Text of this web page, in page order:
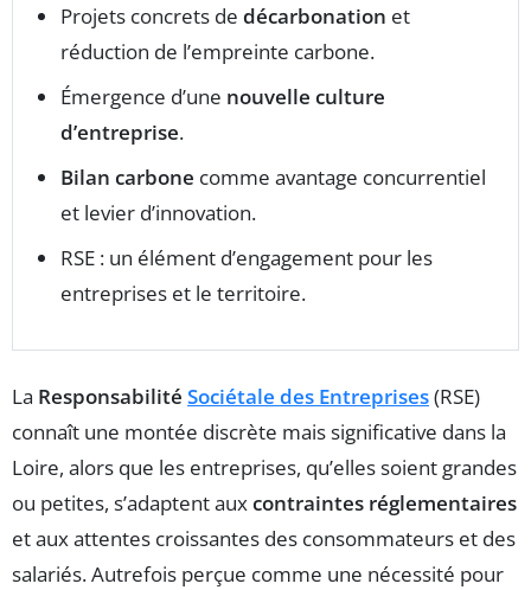
Projets concrets de décarbonation et
réduction de l’empreinte carbone.
Émergence d’une nouvelle culture
d’entreprise.
Bilan carbone comme avantage concurrentiel
et levier d’innovation.
RSE : un élément d’engagement pour les
entreprises et le territoire.
La Responsabilité Sociétale des Entreprises(RSE)
connaît une montée discrète mais significative dans la
Loire, alors que les entreprises, qu’elles soient grandes
ou petites, s’adaptent auxcontraintes réglementaires
et aux attentes croissantes des consommateurs et des
salariés. Autrefois perçue comme une nécessité pour